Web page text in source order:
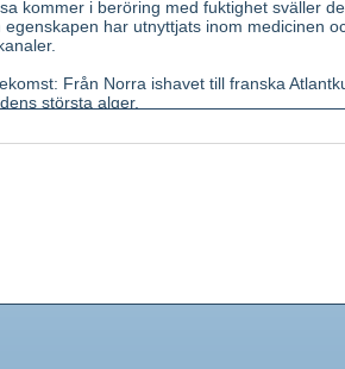
kommer i beröring med fuktighet sväller
egenskapen har utnyttjats inom medicinen
Från Norra ishavet till franska
största alger.
1-4 m lång. Bal uppdelad i rot-,
veckat. b) Stam lång, upptill tillplattad,